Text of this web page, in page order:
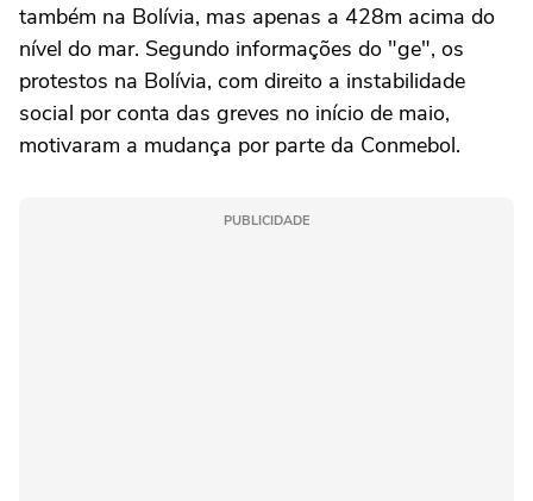
também na Bolívia, mas apenas a 428m acima do
nível do mar. Segundo informações do "ge", os
protestos na Bolívia, com direito a instabilidade
social por conta das greves no início de maio,
motivaram a mudança por parte da Conmebol.
PUBLICIDADE